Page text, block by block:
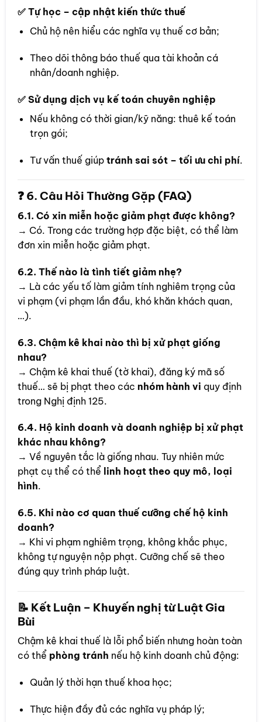
✅ Tự học – cập nhật kiến thức thuế
Chủ hộ nên hiểu các nghĩa vụ thuế cơ bản;
Theo dõi thông báo thuế qua tài khoản cá
nhân/doanh nghiệp.
✅ Sử dụng dịch vụ kế toán chuyên nghiệp
Nếu không có thời gian/kỹ năng: thuê kế toán
trọn gói;
Tư vấn thuế giúp tránh sai sót – tối ưu chi phí.
❓ 6. Câu Hỏi Thường Gặp (FAQ)
6.1. Có xin miễn hoặc giảm phạt được không?
→ Có. Trong các trường hợp đặc biệt, có thể làm
đơn xin miễn hoặc giảm phạt.
6.2. Thế nào là tình tiết giảm nhẹ?
→ Là các yếu tố làm giảm tính nghiêm trọng của
vi phạm (vi phạm lần đầu, khó khăn khách quan,
…).
6.3. Chậm kê khai nào thì bị xử phạt giống
nhau?
→ Chậm kê khai thuế (tờ khai), đăng ký mã số
thuế… sẽ bị phạt theo các nhóm hành vi quy định
trong Nghị định 125.
6.4. Hộ kinh doanh và doanh nghiệp bị xử phạt
khác nhau không?
→ Về nguyên tắc là giống nhau. Tuy nhiên mức
phạt cụ thể có thể linh hoạt theo quy mô, loại
hình.
6.5. Khi nào cơ quan thuế cưỡng chế hộ kinh
doanh?
→ Khi vi phạm nghiêm trọng, không khắc phục,
không tự nguyện nộp phạt. Cưỡng chế sẽ theo
đúng quy trình pháp luật.
📝 Kết Luận – Khuyến nghị từLuật Gia
Bùi
Chậm kê khai thuế là lỗi phổ biến nhưng hoàn toàn
có thể phòng tránh nếu hộ kinh doanh chủ động:
Quản lý thời hạn thuế khoa học;
Thực hiện đầy đủ các nghĩa vụ pháp lý;